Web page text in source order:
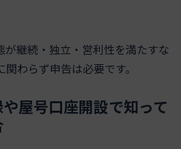
が継続・独立・営利性を満たすな
わらず申告は必要です。
屋号口座開設で知って